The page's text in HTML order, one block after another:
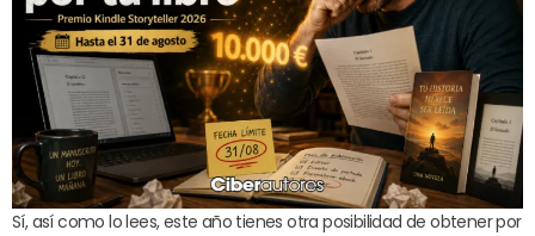
Sí, así como lo lees, este año tienes otra posibilidad de obtener por